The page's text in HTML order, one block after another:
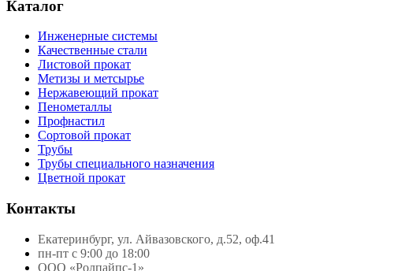
Каталог
Инженерные системы
Качественные стали
Листовой прокат
Метизы и метсырье
Нержавеющий прокат
Пенометаллы
Профнастил
Сортовой прокат
Трубы
Трубы специального назначения
Цветной прокат
Контакты
Екатеринбург, ул. Айвазовского, д.52, оф.41
пн-пт с 9:00 до 18:00
ООО «Ролпайпс-1»